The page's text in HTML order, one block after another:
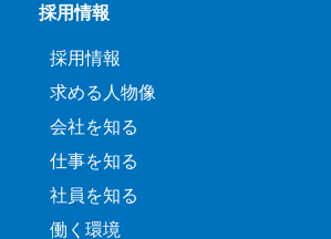
採用情報
採用情報
求める人物像
会社を知る
仕事を知る
社員を知る
働く環境